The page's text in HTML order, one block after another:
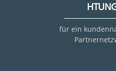
für ein